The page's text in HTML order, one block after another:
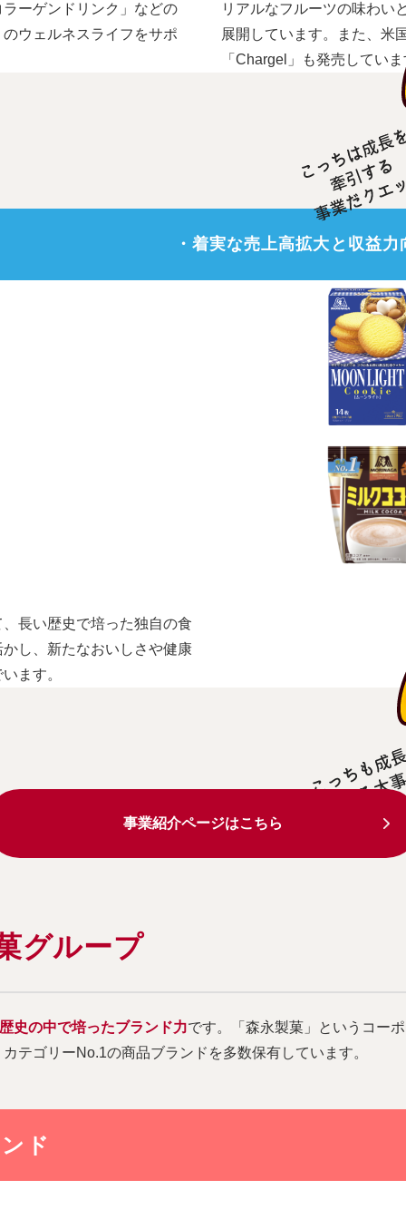
ーゲンドリンク」などの
ウェルネスライフをサポ
リアルなフルーツの味わい
展開しています。また、米
「Chargel」も発売してい
・着実な売上高拡大と収益力
長い歴史で培った独自の食
し、新たなおいしさや健康
ます。
事業紹介ページはこちら
グループ
史の中で培ったブランド力です。「森永製菓」というコー
テゴリーNo.1の商品ブランドを多数保有しています。
ド